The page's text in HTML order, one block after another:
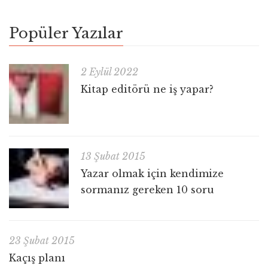
Popüler Yazılar
2 Eylül 2022
Kitap editörü ne iş yapar?
13 Şubat 2015
Yazar olmak için kendimize
sormanız gereken 10 soru
23 Şubat 2015
Kaçış planı